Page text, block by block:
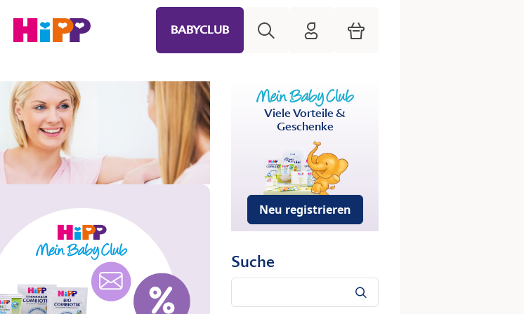
BABYCLUB HiPP Mein Babyclub
Warenkorb
Viele Vorteile &
Geschenke
Neu registrieren
Suche